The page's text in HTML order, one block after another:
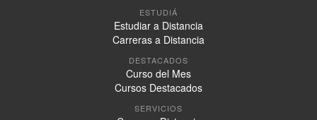
ESTUDIÁ
Estudiar a Distancia
Carreras a Distancia
DESTACADOS
Curso del Mes
Cursos Destacados
SERVICIOS